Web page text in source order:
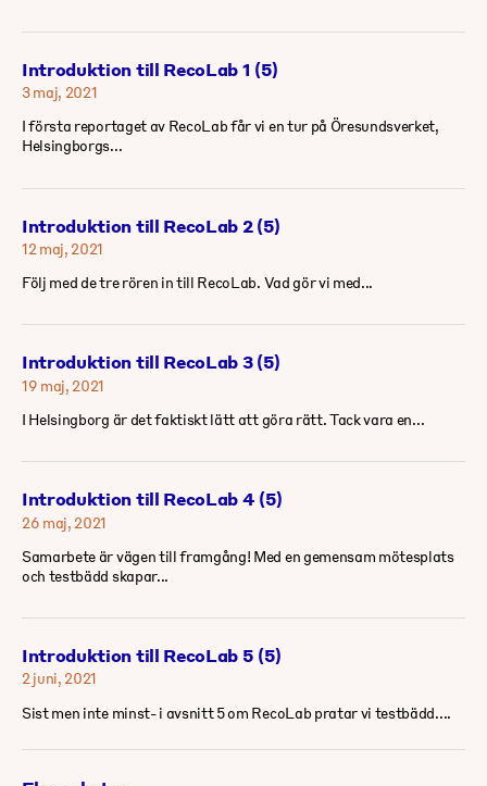
Introduktion till RecoLab 1 (5)
3 maj, 2021
I första reportaget av RecoLab får vi en tur på Öresundsverket,
Helsingborgs...
Introduktion till RecoLab 2 (5)
12 maj, 2021
Följ med de tre rören in till RecoLab. Vad gör vi med...
Introduktion till RecoLab 3 (5)
19 maj, 2021
I Helsingborg är det faktiskt lätt att göra rätt. Tack vara en...
Introduktion till RecoLab 4 (5)
26 maj, 2021
Samarbete är vägen till framgång! Med en gemensam mötesplats
och testbädd skapar...
Introduktion till RecoLab 5 (5)
2 juni, 2021
Sist men inte minst- i avsnitt 5 om RecoLab pratar vi testbädd....